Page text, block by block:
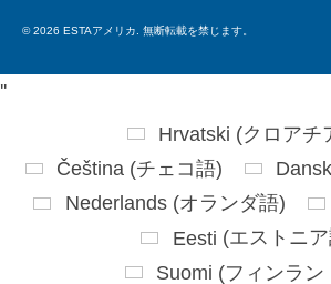
© 2026 ESTAアメリカ. 無断転載を禁じます。
''
Hrvatski (クロアチ
Čeština (チェコ語) Dansk
Nederlands(オランダ語)
Eesti (エストニ
Suomi (フィンラン